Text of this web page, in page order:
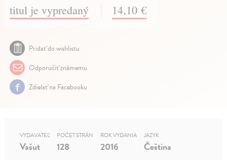
titul je vypredaný 14,10 €
Pridať do wishlistu
Odporučiť známemu
Zdielať na Facebooku
VYDAVATEĽ
Vašut
POČET STRÁN
128
ROK VYDANIA
2016
JAZYK
Čeština